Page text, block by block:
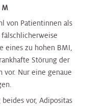
von Patientinnen als
eines zu hohen BMI,
Störung der
vor. Nur eine genaue
vor, Adipositas